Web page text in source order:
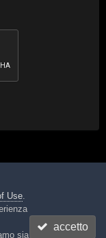
Cookies
Use.
sia
accetto